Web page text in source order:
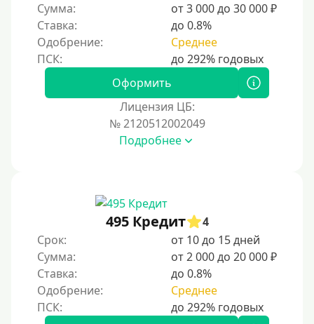
24/7
Деньги в долг
В долг на карту
Срок
10 дней
2 недели
15 дней
20 дней
Сумма:
от 3 000 до 30 000 ₽
Ставка:
до 0.8%
Одобрение:
Среднее
Оформить
Лицензия ЦБ:
№ 2120512002049
Подробнее
495 Кредит
4
Срок:
от 10 до 15 дней
Сумма:
от 2 000 до 20 000 ₽
Ставка:
до 0.8%
Одобрение:
Среднее